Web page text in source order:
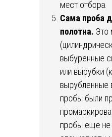
мест отбора.
Сама проба
полотна. Это
выбуренные
или вырубки
вырубленные
пробы были
пробы еще не